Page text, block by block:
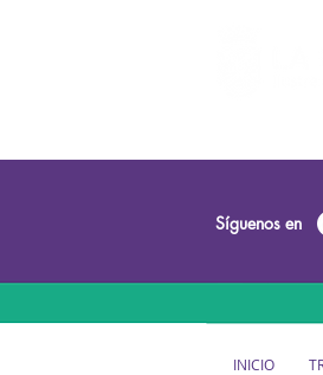
Síguenos en
INICIO